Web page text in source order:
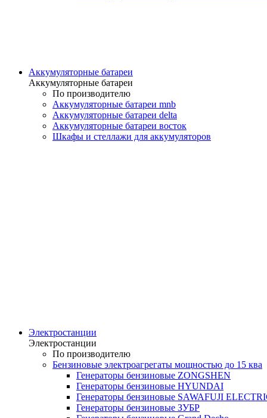
Аккумуляторные батареи
Аккумуляторные батареи
По производителю
Аккумуляторные батареи mnb
Аккумуляторные батареи delta
Аккумуляторные батареи восток
Шкафы и стеллажи для аккумуляторов
Электростанции
Электростанции
По производителю
Бензиновые электроагрегаты мощностью до 15 ква
Генераторы бензиновые ZONGSHEN
Генераторы бензиновые HYUNDAI
Генераторы бензиновые SAWAFUJI
Генераторы бензиновые ЗУБР